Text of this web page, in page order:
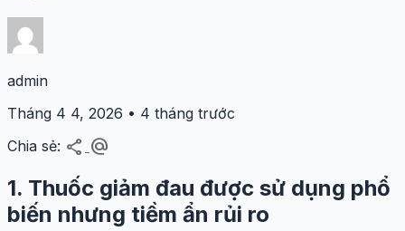
admin
Tháng 4 4, 2026 • 4 tháng trước
Chia sẻ: share alternate_email
1. Thuốc giảm đau được sử dụng phổ
biến nhưng tiềm ẩn rủi ro